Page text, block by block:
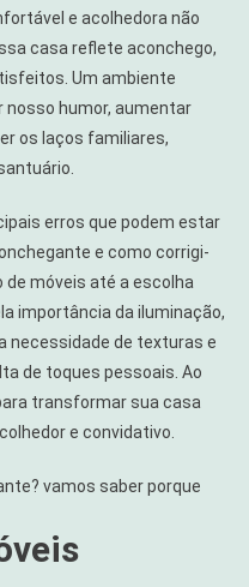
Está
Cometendo
e acolhedora não
casa reflete aconchego,
Um ambiente
nosso humor, aumentar
os laços familiares,
erros que podem estar
e como corrigi-
de móveis até a escolha
importância da iluminação,
necessidade de texturas e
de toques pessoais. Ao
transformar sua casa
e convidativo.
vamos saber porque